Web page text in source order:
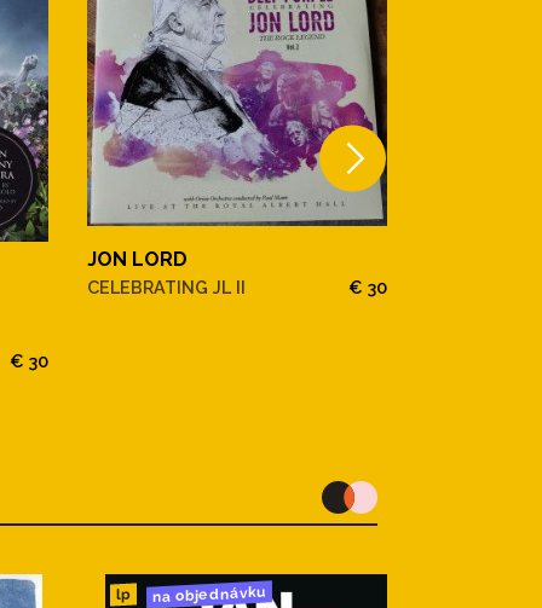
€ 30
JON LORD
CELEBRATING JL II € 30
lp na objednávku